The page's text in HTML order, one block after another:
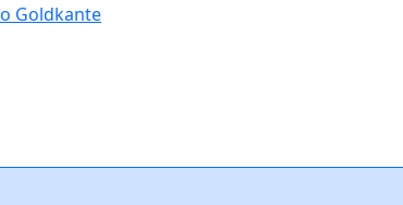
Goldkante